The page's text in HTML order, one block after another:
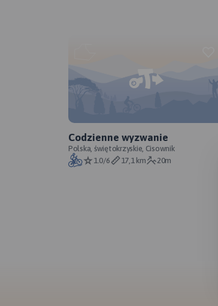
Codzienne wyzwanie
Polska, świętokrzyskie, Cisownik
1.0/6
17,1 km 20m